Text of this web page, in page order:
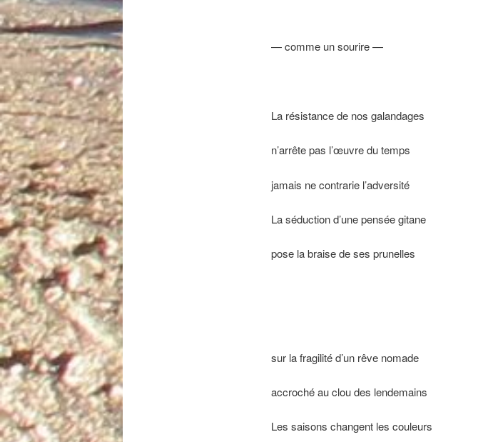
— comme un sourire —
La résistance de nos galandages
n’arrête pas l’œuvre du temps
jamais ne contrarie l’adversité
La séduction d’une pensée gitane
pose la braise de ses prunelles
sur la fragilité d’un rêve nomade
accroché au clou des lendemains
Les saisons changent les couleurs